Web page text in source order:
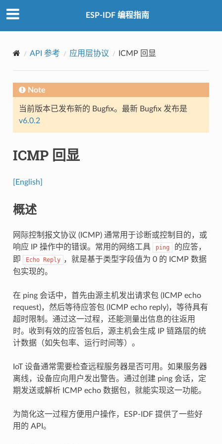
ESP-IDF 编程指南
API 参考 应用层协议 ICMP 回显
Note
当前版本已发布新的 Bugfix。最新 Bugfix 发布是
v6.0.2
ICMP 回显
[English]
概述
网际控制报文协议 (ICMP) 通常用于诊断或控制目的，或
响应 IP 操作中的错误。常用的网络工具
ping
的应答，
即
Echo Reply ，就是基于类型字段值为 0 的 ICMP 数据
包实现的。
在 ping 会话中，首先由源主机发出请求包 (ICMP echo
request)，然后等待应答包 (ICMP echo reply)，等待具有
超时限制。通过这一过程，还能测量出信息的往返用
时。收到有效的应答包后，源主机会生成 IP 链路层的统
计数据（如失包率、运行时间等）。
IoT 设备通常需要检查远程服务器是否可用。如果服务器
离线，设备应向用户发出警告。通过创建 ping 会话，定
期发送或解析 ICMP echo 数据包，就能实现这一功能。
为简化这一过程方便用户操作，ESP-IDF 提供了一些好
用的 API。